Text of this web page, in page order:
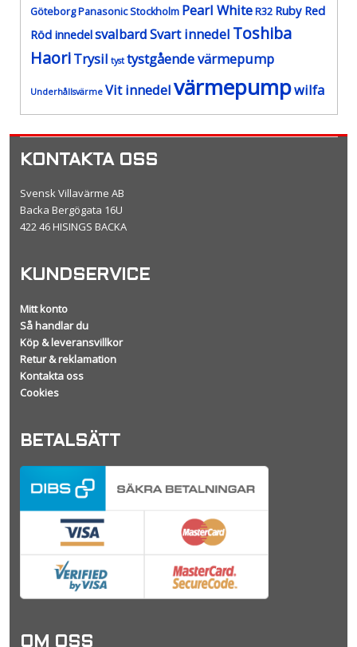
GöteborgPanasonic Stockholm Pearl WhiteR32 Ruby Red
Röd innedelsvalbardSvart innedel Toshiba
HaoriTrysil tyst tystgående värmepump
Underhållsvärme Vit innedelvärmepumpwilfa
KONTAKTA OSS
Svensk Villavärme AB
Backa Bergögata 16U
422 46 HISINGS BACKA
KUNDSERVICE
Mitt konto
Så handlar du
Köp & leveransvillkor
Retur & reklamation
Kontakta oss
Cookies
BETALSÄTT
OM OSS